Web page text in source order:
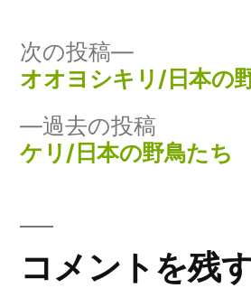
ー:
投
稿
ナ
ビ
ゲ
過去の投稿
去
ケリ/日本の野鳥たち
次の投稿
次
の
稿:
オオヨシキリ/日本の
コメントを残